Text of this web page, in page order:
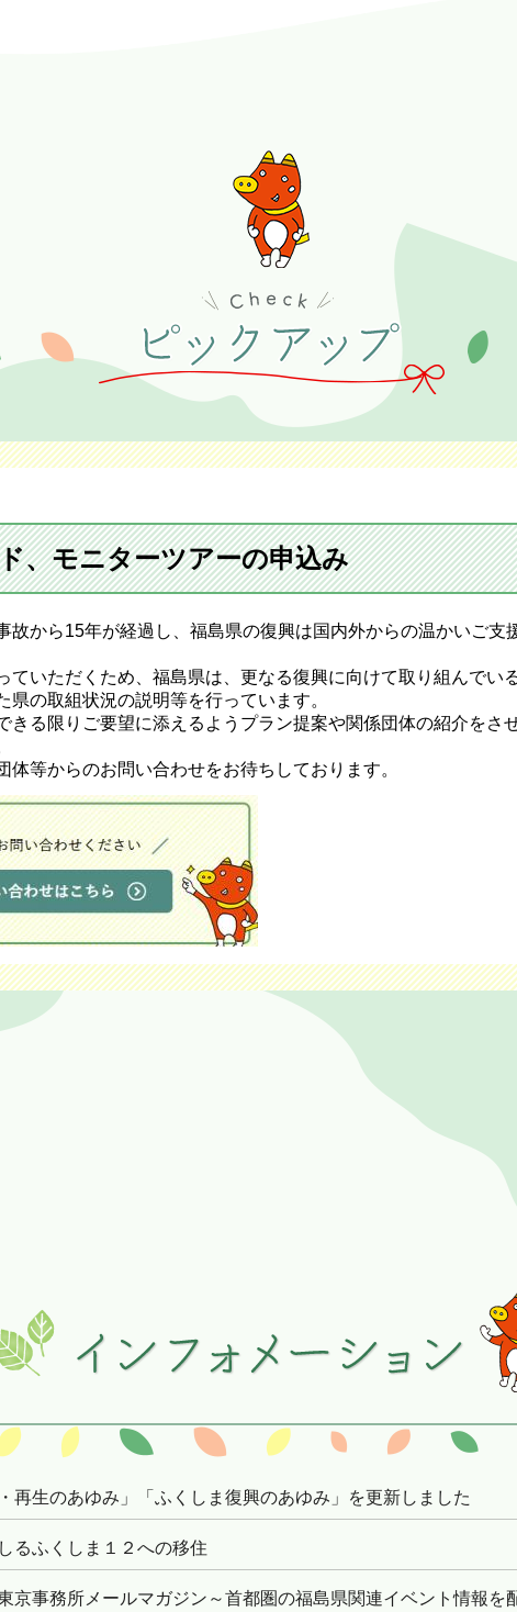
、モニターツアーの申込み
から15年が経過し、福島県の復興は国内外からの温かいご支
いただくため、福島県は、更なる復興に向けて取り組んでい
県の取組状況の説明等を行っています。
る限りご要望に添えるようプラン提案や関係団体の紹介をさ
等からのお問い合わせをお待ちしております。
・再生のあゆみ」「ふくしま復興のあゆみ」を更新しました
るふくしま１２への移住
京事務所メールマガジン～首都圏の福島県関連イベント情報を